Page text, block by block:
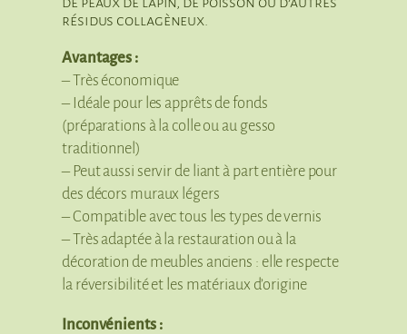
résidus collagèneux.
Avantages :
– Très économique
– Idéale pour les apprêts de fonds
(préparations à la colle ou au gesso
traditionnel)
– Peut aussi servir de liant à part entière pour
des décors muraux légers
– Compatible avec tous les types de vernis
– Très adaptée à la restauration ou à la
décoration de meubles anciens : elle respecte
la réversibilité et les matériaux d’origine
Inconvénients :